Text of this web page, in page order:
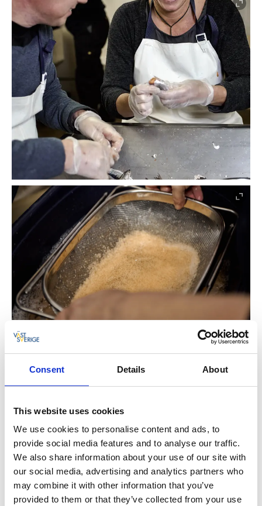
Consent Details About
This website uses cookies
We use cookies to personalise content and ads, to
provide social media features and to analyse our traffic.
We also share information about your use of our site with
our social media, advertising and analytics partners who
may combine it with other information that you’ve
provided to them or that they’ve collected from your use
Marlene Tagesson har varit polis i 36 år. Sedan 2016